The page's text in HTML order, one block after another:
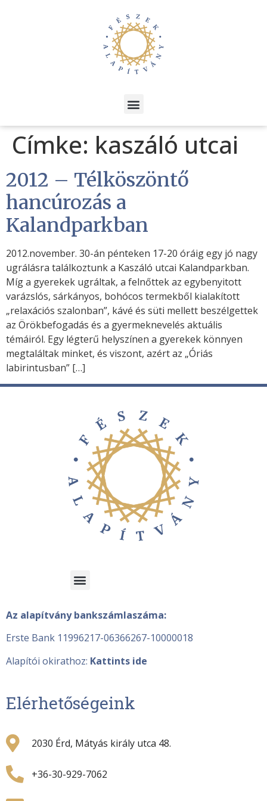
Címke: kaszáló utcai
2012 – Télköszöntő
hancúrozás a
Kalandparkban
2012.november. 30-án pénteken 17-20 óráig egy jó nagy
ugrálásra találkoztunk a Kaszáló utcai Kalandparkban.
Míg a gyerekek ugráltak, a felnőttek az egybenyitott
varázslós, sárkányos, bohócos termekből kialakított
„relaxációs szalonban”, kávé és süti mellett beszélgettek
az Örökbefogadás és a gyermeknevelés aktuális
témáiról. Egy légterű helyszínen a gyerekek könnyen
megtaláltak minket, és viszont, azért az „Óriás
labirintusban” […]
Az alapítvány bankszámlaszáma:
Erste Bank 11996217-06366267-10000018
Alapítói okirathoz: Kattints ide
Elérhetőségeink
2030 Érd, Mátyás király utca 48.
+36-30-929-7062